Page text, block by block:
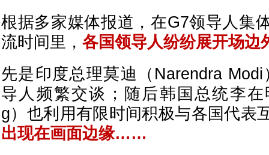
根据多家媒体报道，在G7领导人集
流时间里， 各国领导人纷纷展开场边
先是印度总理莫迪（Narendra
导人频繁交谈；随后韩国总统李在
g）也利用有限时间积极与各国代表
出现在画面边缘……